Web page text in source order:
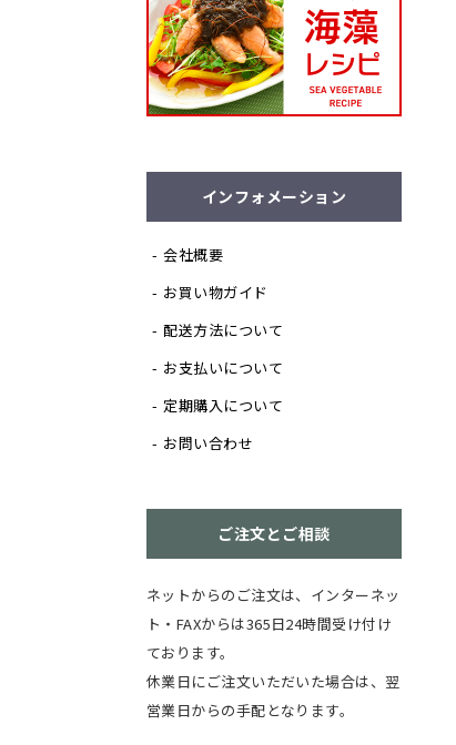
インフォメーション
会社概要
お買い物ガイド
配送方法について
お支払いについて
定期購入について
お問い合わせ
ご注文とご相談
ネットからのご注文は、インターネッ
ト・FAXからは365日24時間受け付け
ております。
休業日にご注文いただいた場合は、翌
営業日からの手配となります。